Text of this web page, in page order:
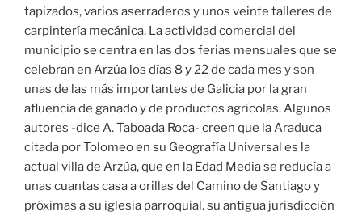
tapizados, varios aserraderos y unos veinte talleres de
carpintería mecánica. La actividad comercial del
municipio se centra en las dos ferias mensuales que se
celebran en Arzúa los días 8 y 22 de cada mes y son
unas de las más importantes de Galicia por la gran
afluencia de ganado y de productos agrícolas. Algunos
autores -dice A. Taboada Roca- creen que la Araduca
citada por Tolomeo en su Geografía Universal es la
actual villa de Arzúa, que en la Edad Media se reducía a
unas cuantas casa a orillas del Camino de Santiago y
próximas a su iglesia parroquial. su antigua jurisdicción